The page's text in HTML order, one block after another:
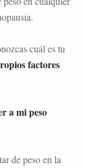
cuál es tu
factores
a mi peso
de peso en la